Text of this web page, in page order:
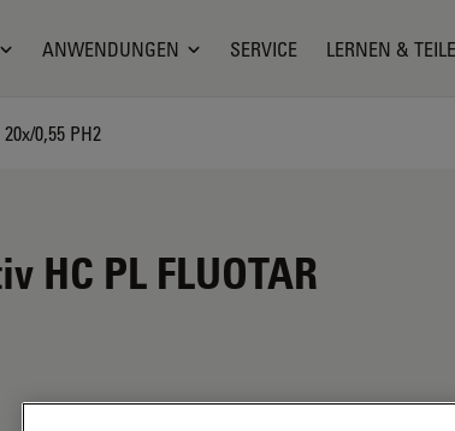
ANWENDUNGEN SERVICE LERNEN &
0,55 PH2
PL FLUOTAR